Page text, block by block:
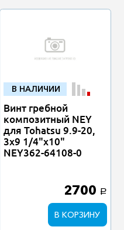
В НАЛИЧИИ
Винт гребной
композитный NEY
для Tohatsu 9.9-20,
3x9 1/4"x10"
NEY362-64108-0
2700 a
В КОРЗИНУ